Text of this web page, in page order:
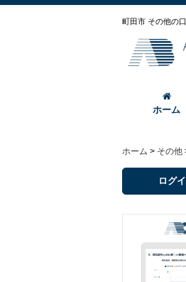
町田市 その他の
ホーム
ホーム > その他
ログ